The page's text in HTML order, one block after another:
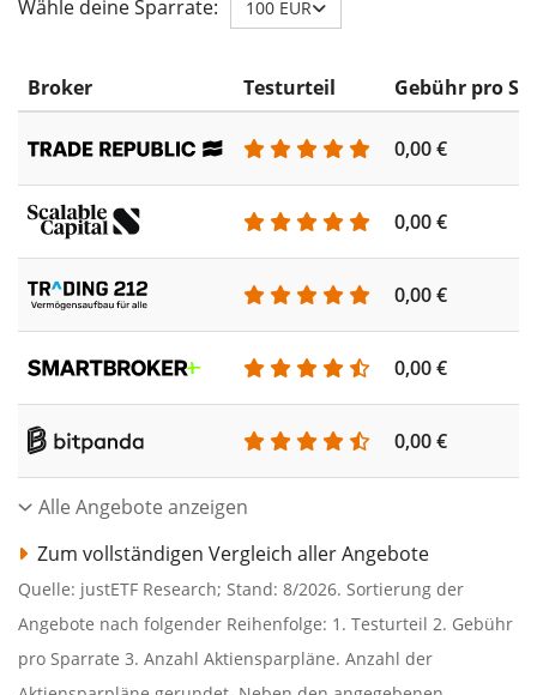
Wähle deine Sparrate: 100 EUR
Broker Testurteil Gebühr pro
0,00 €
0,00 €
0,00 €
0,00 €
0,00 €
Alle Angebote anzeigen
Zum vollständigen Vergleich aller Angebote
Quelle: justETF Research; Stand: 8/2026. Sortierung der
Angebote nach folgender Reihenfolge: 1. Testurteil 2. Gebühr
pro Sparrate 3. Anzahl Aktiensparpläne. Anzahl der